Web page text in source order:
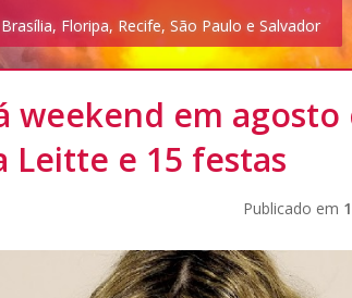
Floripa, Recife, São Paulo e Salvador
weekend em agosto
Leitte e 15 festas
Publicado em